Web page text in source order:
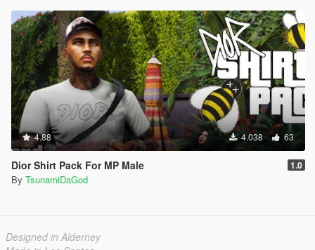
4.88 4.038 63
Dior Shirt Pack For MP Male 1.0
By TsunamiDaGod
Designed in Alderney